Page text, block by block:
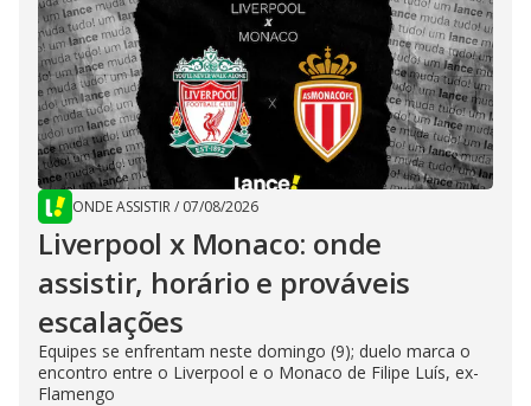
ONDE ASSISTIR/ 07/08/2026
Liverpool x Monaco: onde
assistir, horário e prováveis
escalações
Equipes se enfrentam neste domingo (9); duelo marca o
encontro entre o Liverpool e o Monaco de Filipe Luís, ex-
Flamengo